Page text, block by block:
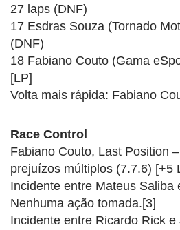
27 laps (DNF)
17 Esdras Souza (Tornado
(DNF)
18 Fabiano Couto (Gama
[LP]
Volta mais rápida: Fabiano
Race Control
Fabiano Couto, Last Position
prejuízos múltiplos (7.7.6) [+5
Incidente entre Mateus Saliba
Nenhuma ação tomada.[3]
Incidente entre Ricardo Rick